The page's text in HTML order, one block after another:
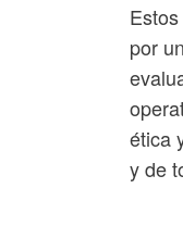
por
ética
y de